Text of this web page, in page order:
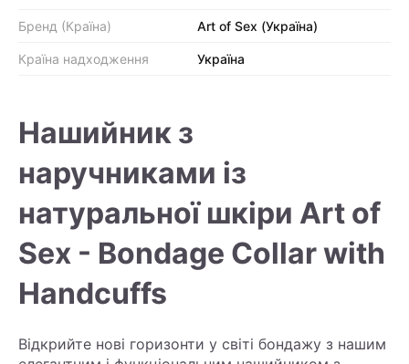
Бренд (Країна) Art of Sex (Україна)
Країна надходження Україна
Нашийник з
наручниками із
натуральної шкіри Art of
Sex - Bondage Collar with
Handcuffs
Відкрийте нові горизонти у світі бондажу з нашим